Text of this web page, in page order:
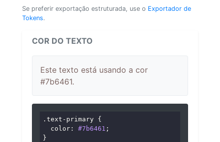
Se preferir exportação estruturada, use o Exportador de
Tokens.
COR DO TEXTO
Este texto está usando a cor
#7b6461.
.text-primary {
color : #7b6461 ;
}